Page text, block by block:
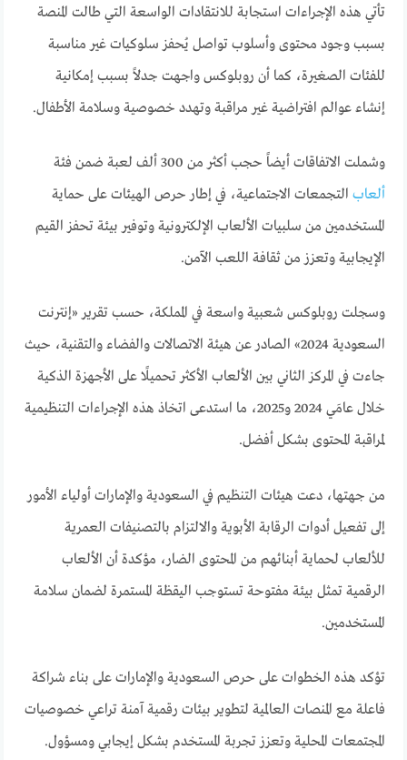
تأتي هذه الإجراءات استجابة للانتقادات الواسعة التي طالت المنصة
بسبب وجود محتوى وأسلوب تواصل يُحفز سلوكيات غير مناسبة
للفئات الصغيرة، كما أن روبلوكس واجهت جدلاً بسبب إمكانية
إنشاء عوالم افتراضية غير مراقبة وتهدد خصوصية وسلامة الأطفال.
وشملت الاتفاقات أيضاً حجب أكثر من 300 ألف لعبة ضمن فئة
ألعاب التجمعات الاجتماعية، في إطار حرص الهيئات على حماية
المستخدمين من سلبيات الألعاب الإلكترونية وتوفير بيئة تحفز القيم
الإيجابية وتعزز من ثقافة اللعب الآمن.
وسجلت روبلوكس شعبية واسعة في المملكة، حسب تقرير «إنترنت
السعودية 2024» الصادر عن هيئة الاتصالات والفضاء والتقنية، حيث
جاءت في المركز الثاني بين الألعاب الأكثر تحميلًا على الأجهزة الذكية
خلال عامَي 2024 و2025، ما استدعى اتخاذ هذه الإجراءات التنظيمية
لمراقبة المحتوى بشكل أفضل.
من جهتها، دعت هيئات التنظيم في السعودية والإمارات أولياء الأمور
إلى تفعيل أدوات الرقابة الأبوية والالتزام بالتصنيفات العمرية
للألعاب لحماية أبنائهم من المحتوى الضار، مؤكدة أن الألعاب
الرقمية تمثل بيئة مفتوحة تستوجب اليقظة المستمرة لضمان سلامة
المستخدمين.
تؤكد هذه الخطوات على حرص السعودية والإمارات على بناء شراكة
فاعلة مع المنصات العالمية لتطوير بيئات رقمية آمنة تراعي خصوصيات
المجتمعات المحلية وتعزز تجربة المستخدم بشكل إيجابي ومسؤول.